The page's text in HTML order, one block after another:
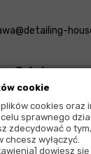
cookie
cookies oraz
sprawnego
zdecydować o
chcesz wyłączyć.
dowiesz się
Rekcin
z o.o. sp.k.
1
Rekcin